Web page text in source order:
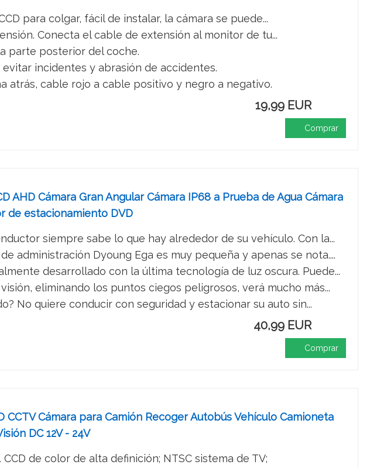
para colgar, fácil de instalar, la cámara se puede...
Conecta el cable de extensión al monitor de tu...
parte posterior del coche.
incidentes y abrasión de accidentes.
atrás, cable rojo a cable positivo y negro a negativo.
19,99 EUR
Comprar
Cámara Gran Angular Cámara IP68 a Prueba de Agua Cámara
de estacionamiento DVD
siempre sabe lo que hay alrededor de su vehículo. Con la...
de administración Dyoung Ega es muy pequeña y apenas se nota....
desarrollado con la última tecnología de luz oscura. Puede...
visión, eliminando los puntos ciegos peligrosos, verá mucho más...
No quiere conducir con seguridad y estacionar su auto sin...
40,99 EUR
Comprar
Cámara para Camión Recoger Autobús Vehículo Camioneta
DC 12V - 24V
de color de alta definición; NTSC sistema de TV;